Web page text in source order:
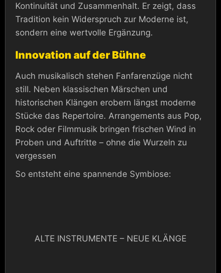
Kontinuität und Zusammenhalt. Er zeigt, dass
Tradition kein Widerspruch zur Moderne ist,
sondern eine wertvolle Ergänzung.
Innovation auf der Bühne
Auch musikalisch stehen Fanfarenzüge nicht
still. Neben klassischen Märschen und
historischen Klängen erobern längst moderne
Stücke das Repertoire. Arrangements aus Pop,
Rock oder Filmmusik bringen frischen Wind in
Proben und Auftritte – ohne die Wurzeln zu
vergessen
So entsteht eine spannende Symbiose:
ALTE INSTRUMENTE – NEUE KLÄNGE